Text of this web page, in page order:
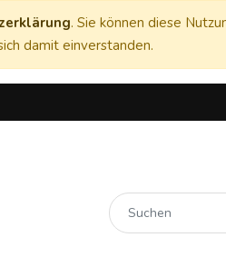
. Sie können diese
damit einverstanden.